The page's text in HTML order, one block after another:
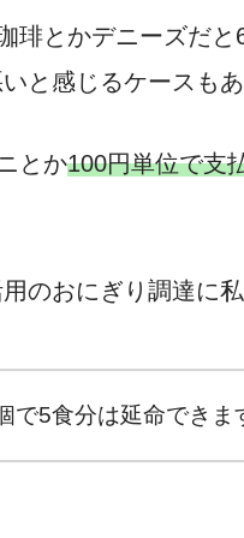
琲とかデニーズだ
と感じるケースもあ
とか100円単位で支
のおにぎり調達に
で5食分は延命できま